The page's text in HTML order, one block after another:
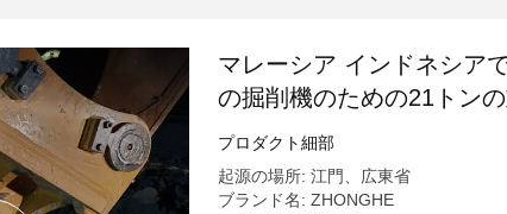
マレーシア インドネシア
の掘削機のための21トン
めのカスタム重荷リッパー
プロダクト細部
起源の場所: 江門、広東省
ブランド名: ZHONGHE